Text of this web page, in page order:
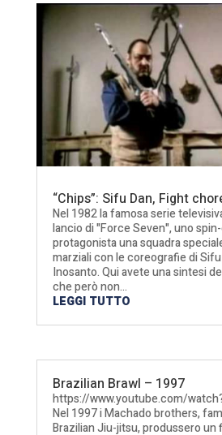
“Chips”: Sifu Dan, Fight
Nel 1982 la famosa serie
lancio di "Force Seven", uno
protagonista una squadra
marziali con le coreografie di
Inosanto. Qui avete una sintesi
che però non...
LEGGI TUTTO
Brazilian Brawl – 1997
https://www.youtube.com/
Nel 1997 i Machado brothers,
Brazilian Jiu-jitsu, produssero un